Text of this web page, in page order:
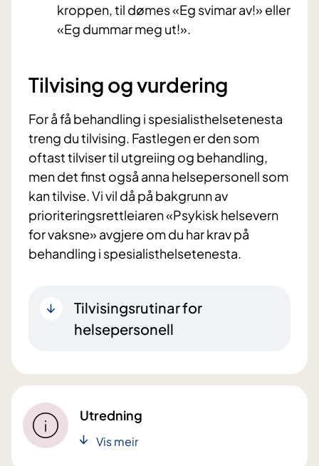
kroppen, til dømes «Eg svimar av!» eller
«Eg dummar meg ut!».
Tilvising og vurdering
For å få behandling i spesialisthelsetenesta
treng du tilvising. Fastlegen er den som
oftast tilviser til utgreiing og behandling,
men det finst også anna helsepersonell som
kan tilvise. Vi vil då på bakgrunn av
prioriteringsrettleiaren «Psykisk helsevern
for vaksne» avgjere om du har krav på
behandling i spesialisthelsetenesta.
Tilvisingsrutinar for
helsepersonell
Utredning
Vis meir